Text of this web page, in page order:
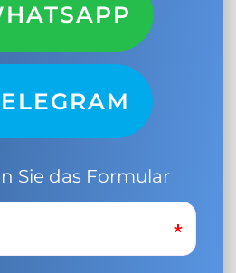
Sie das Formular